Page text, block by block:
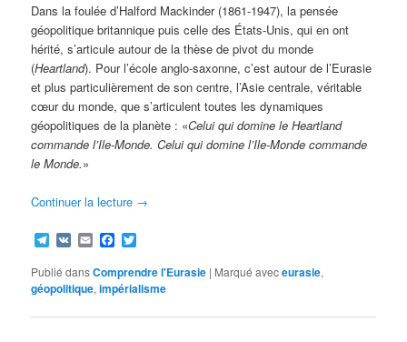
Dans la foulée d’Halford Mackinder (1861-1947), la pensée
géopolitique britannique puis celle des États-Unis, qui en ont
hérité, s’articule autour de la thèse de pivot du monde
(Heartland). Pour l’école anglo-saxonne, c’est autour de l’Eurasie
et plus particulièrement de son centre, l’Asie centrale, véritable
cœur du monde, que s’articulent toutes les dynamiques
géopolitiques de la planète : «Celui qui domine le Heartland
commande l’Ile-Monde. Celui qui domine l’Ile-Monde commande
le Monde.»
Continuer la lecture →
Telegram
VK EmailFacebook
Publié dansComprendre l'Eurasie | Marqué aveceurasie,
géopolitique,impérialisme